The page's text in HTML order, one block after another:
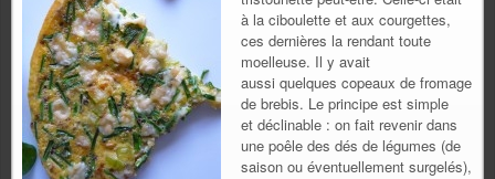
à la ciboulette et aux courgettes,
ces dernières la rendant toute
moelleuse. Il y avait
aussi quelques copeaux de fromage
de brebis. Le principe est simple
et déclinable : on fait revenir dans
une poêle des dés de légumes (de
saison ou éventuellement surgelés),